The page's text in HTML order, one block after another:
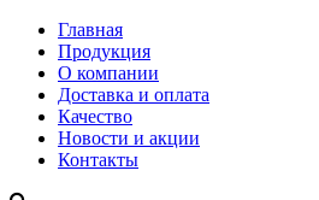
Главная
Продукция
О компании
Доставка и оплата
Качество
Новости и акции
Контакты